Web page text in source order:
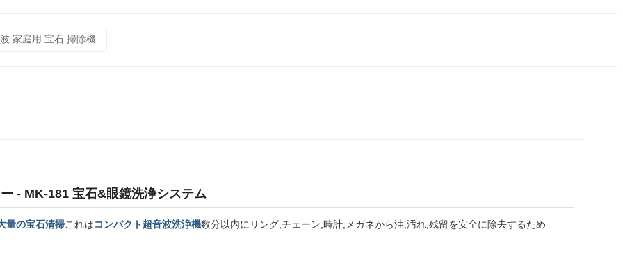
家庭用 宝石 掃除機
- MK-181 宝石&眼鏡洗浄システム
量の宝石清掃これはコンパクト超音波洗浄機数分以内にリング,チェーン,時計,メガネから油,汚れ,残留を安全に除去するため